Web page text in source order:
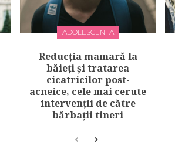
ADOLESCENTA
Reducția mamară la
băieți și tratarea
cicatricilor post-
acneice, cele mai cerute
intervenții de către
bărbații tineri